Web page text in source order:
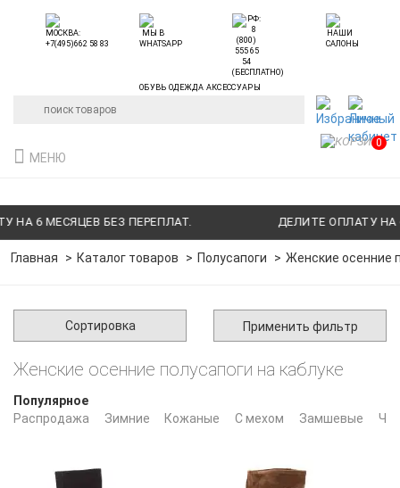
6 МЕСЯЦЕВ БЕЗ ПЕРЕПЛАТ. ДЕЛИТЕ ОПЛАТУ НА
ОБУВЬ ОДЕЖДА АКСЕССУАРЫ
МЕНЮ
0
Главная Каталог товаров Полусапоги Женские осенние
Сортировка Применить фильтр
Популярное
Распродажа
Зимние Кожаные С мехом Замшевые
Женские осенние полусапоги на каблуке